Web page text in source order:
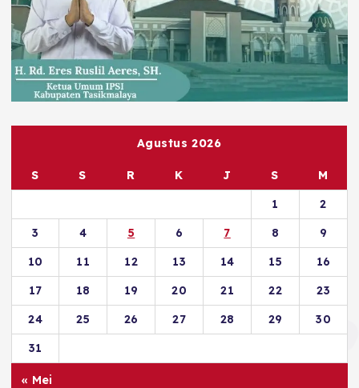
Agustus 2026
S S R K J S
M
1
2
3
4 5 6 7 8
9
10
11 12 13 14 15
16
17
18 19 20 21 22
23
24
25 26 27 28 29
30
31
« Mei